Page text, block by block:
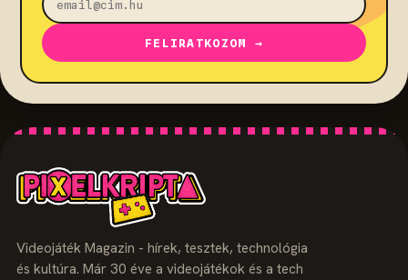
FELIRATKOZOM →
Videojáték Magazin - hírek, tesztek, technológia
és kultúra. Már 30 éve a videojátékok és a tech